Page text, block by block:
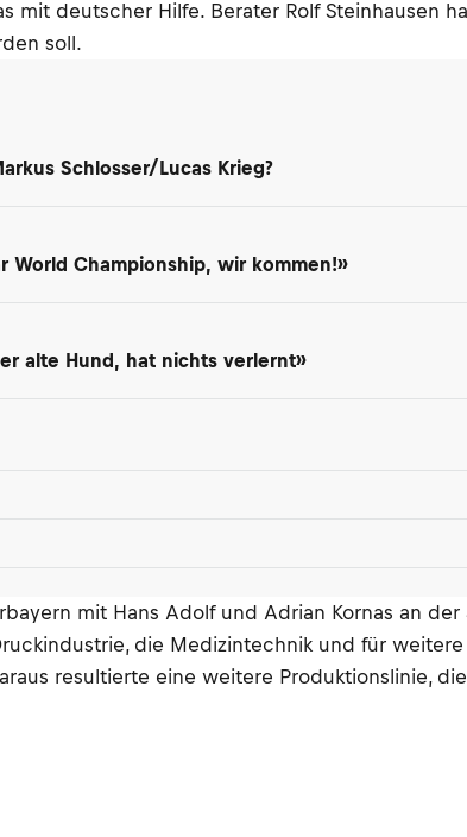
mit deutscher Hilfe. Berater Rolf Steinhausen
soll.
Schlosser/Lucas Krieg?
World Championship, wir kommen!»
alte Hund, hat nichts verlernt»
mit Hans Adolf und Adrian Kornas an
die Medizintechnik und für
resultierte eine weitere Produktionslinie,